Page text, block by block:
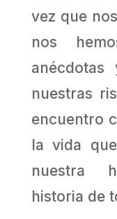
vez que
nos
nuestras
encuentro
la vida
nuestra
historia de